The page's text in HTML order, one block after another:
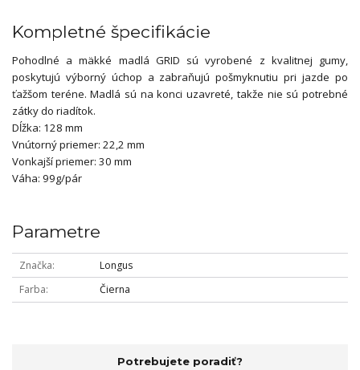
Kompletné špecifikácie
Pohodlné a mäkké madlá GRID sú vyrobené z kvalitnej gumy,
poskytujú výborný úchop a zabraňujú pošmyknutiu pri jazde po
ťažšom teréne. Madlá sú na konci uzavreté, takže nie sú potrebné
zátky do riadítok.
Dĺžka: 128 mm
Vnútorný priemer: 22,2 mm
Vonkajší priemer: 30 mm
Váha: 99g/pár
Parametre
Značka
Longus
Farba
Čierna
Potrebujete poradiť?